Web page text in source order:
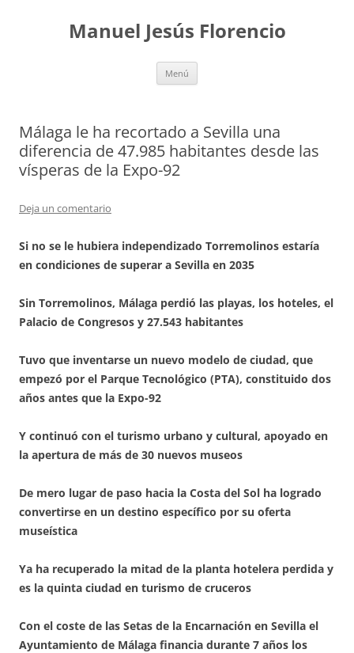
contenidoManuel Jesús Florencio
Menú
Málaga le ha recortado a Sevilla una
diferencia de 47.985 habitantes desde las
vísperas de la Expo-92
Deja un comentario
Si no se le hubiera independizado Torremolinos estaría
en condiciones de superar a Sevilla en 2035
Sin Torremolinos, Málaga perdió las playas, los hoteles, el
Palacio de Congresos y 27.543 habitantes
Tuvo que inventarse un nuevo modelo de ciudad, que
empezó por el Parque Tecnológico (PTA), constituido dos
años antes que la Expo-92
Y continuó con el turismo urbano y cultural, apoyado en
la apertura de más de 30 nuevos museos
De mero lugar de paso hacia la Costa del Sol ha logrado
convertirse en un destino específico por su oferta
museística
Ya ha recuperado la mitad de la planta hotelera perdida y
es la quinta ciudad en turismo de cruceros
Con el coste de las Setas de la Encarnación en Sevilla el
Ayuntamiento de Málaga financia durante 7 años los